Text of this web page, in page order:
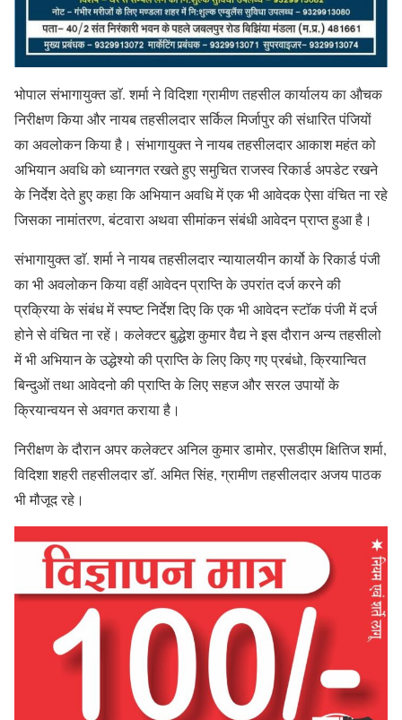
भोपाल संभागायुक्त डाॅ. शर्मा ने विदिशा ग्रामीण तहसील कार्यालय का औचक
निरीक्षण किया और नायब तहसीलदार सर्किल मिर्जापुर की संधारित पंजियों
का अवलोकन किया है। संभागायुक्त ने नायब तहसीलदार आकाश महंत को
अभियान अवधि को ध्यानगत रखते हुए समुचित राजस्व रिकार्ड अपडेट रखने
के निर्देश देते हुए कहा कि अभियान अवधि में एक भी आवेदक ऐसा वंचित ना रहे
जिसका नामांतरण, बंटवारा अथवा सीमांकन संबंधी आवेदन प्राप्त हुआ है।
संभागायुक्त डाॅ. शर्मा ने नायब तहसीलदार न्यायालयीन कार्यो के रिकार्ड पंजी
का भी अवलोकन किया वहीं आवेदन प्राप्ति के उपरांत दर्ज करने की
प्रक्रिया के संबंध में स्पष्ट निर्देश दिए कि एक भी आवेदन स्टाॅक पंजी में दर्ज
होने से वंचित ना रहें। कलेक्टर बुद्धेश कुमार वैद्य ने इस दौरान अन्य तहसीलो
में भी अभियान के उद्धेश्यो की प्राप्ति के लिए किए गए प्रबंधो, क्रियान्वित
बिन्दुओं तथा आवेदनो की प्राप्ति के लिए सहज और सरल उपायों के
क्रियान्वयन से अवगत कराया है।
निरीक्षण के दौरान अपर कलेक्टर अनिल कुमार डामोर, एसडीएम क्षितिज शर्मा,
विदिशा शहरी तहसीलदार डाॅ. अमित सिंह, ग्रामीण तहसीलदार अजय पाठक
भी मौजूद रहे।